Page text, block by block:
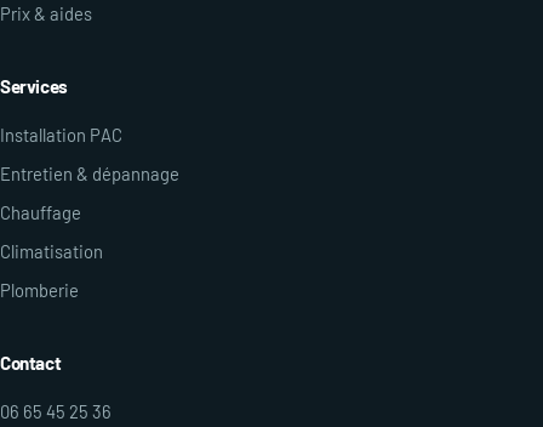
Prix & aides
Services
Installation PAC
Entretien & dépannage
Chauffage
Climatisation
Plomberie
Contact
06 65 45 25 36